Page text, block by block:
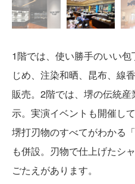
1階では、使い勝手のいい
じめ、注染和晒、昆布、線
販売。2階では、堺の伝統
示。実演イベントも開催して
堺打刃物のすべてがわかる
も併設。刃物で仕上げたシ
ごたえがあります。